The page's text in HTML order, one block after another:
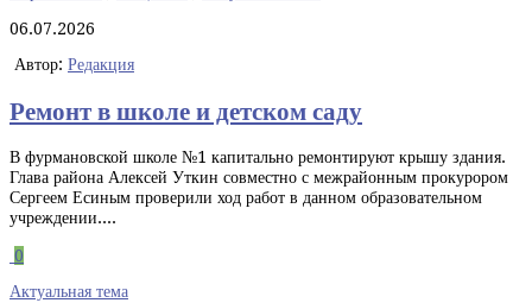
06.07.2026
Автор: Редакция
Ремонт в школе и детском саду
В фурмановской школе №1 капитально ремонтируют крышу здания.
Глава района Алексей Уткин совместно с межрайонным прокурором
Сергеем Есиным проверили ход работ в данном образовательном
учреждении....
0
Актуальная тема